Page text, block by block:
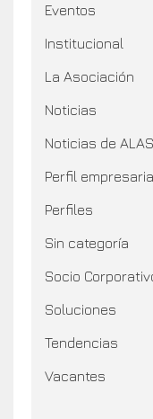
Eventos
Institucional
La Asociación
Noticias
Noticias de ALAS
Perfil
Perfiles
Sin categoría
Socio
Soluciones
Tendencias
Vacantes